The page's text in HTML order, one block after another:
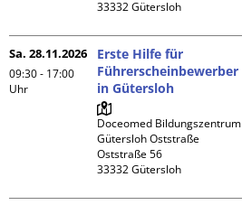
Sa. 28.11.2026
09:30 - 17:00
Uhr
Erste Hilfe für
Führerscheinbewerber
in Gütersloh
Doceomed Bildungszentrum
Gütersloh Oststraße
Oststraße 56